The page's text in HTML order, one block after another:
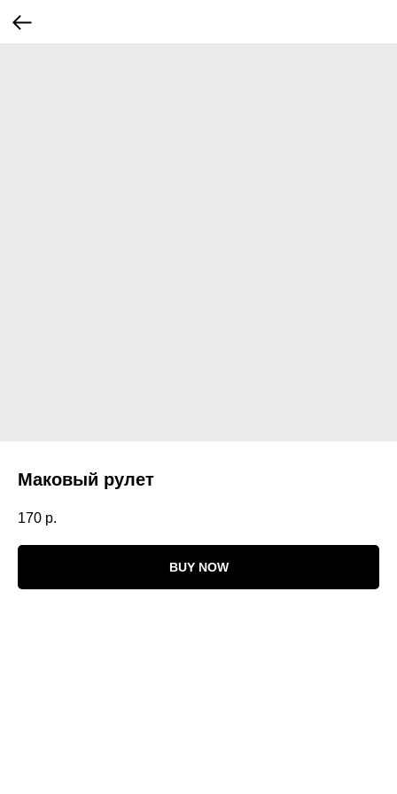
Маковый рулет
170 р.
BUY NOW